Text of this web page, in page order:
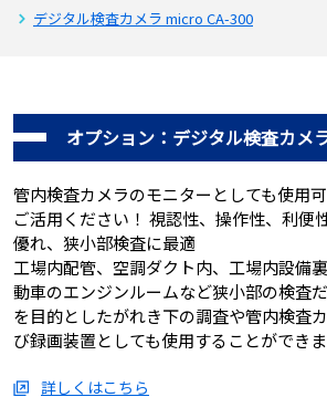
デジタル検査カメラ micro CA-300
オプション：デジタル検査カメ
管内検査カメラのモニターとしても使用
ご活用ください！ 視認性、操作性、利便
優れ、狭小部検査に最適
工場内配管、空調ダクト内、工場内設備
動車のエンジンルームなど狭小部の検査
を目的としたがれき下の調査や管内検査
び録画装置としても使用することができま
詳しくはこちら